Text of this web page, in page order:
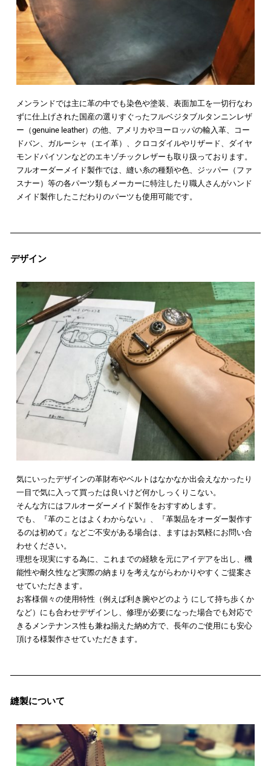
メンランドでは主に革の中でも染色や塗装、表面加工を一切行なわ
ずに仕上げされた国産の選りすぐったフルベジタブルタンニンレザ
ー（genuine leather）の他、アメリカやヨーロッパの輸入革、コー
ドバン、ガルーシャ（エイ革）、クロコダイルやリザード、ダイヤ
モンドパイソンなどのエキゾチックレザーも取り扱っております。
フルオーダーメイド製作では、縫い糸の種類や色、ジッパー（ファ
スナー）等の各パーツ類もメーカーに特注したり職人さんがハンド
メイド製作したこだわりのパーツも使用可能です。
デザイン
気にいったデザインの革財布やベルトはなかなか出会えなかったり
一目で気に入って買ったは良いけど何かしっくりこない。
そんな方にはフルオーダーメイド製作をおすすめします。
でも、『革のことはよくわからない』、『革製品をオーダー製作す
るのは初めて』などご不安がある場合は、ますはお気軽にお問い合
わせください。
理想を現実にする為に、これまでの経験を元にアイデアを出し、機
能性や耐久性など実際の納まりを考えながらわかりやすくご提案さ
せていただきます。
お客様個々の使用特性（例えば利き腕やどのよう にして持ち歩くか
など）にも合わせデザインし、修理が必要になった場合でも対応で
きるメンテナンス性も兼ね揃えた納め方で、長年のご使用にも安心
頂ける様製作させていただきます。
縫製について